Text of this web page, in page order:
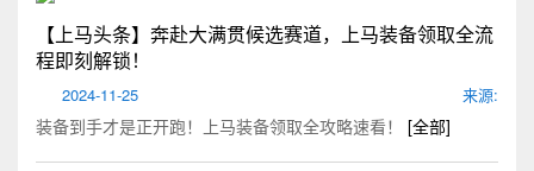
【上马头条】奔赴大满贯候选赛道，上马装备领取全流
程即刻解锁！
2024-11-25 来源:
装备到手才是正开跑！上马装备领取全攻略速看！ [全部]